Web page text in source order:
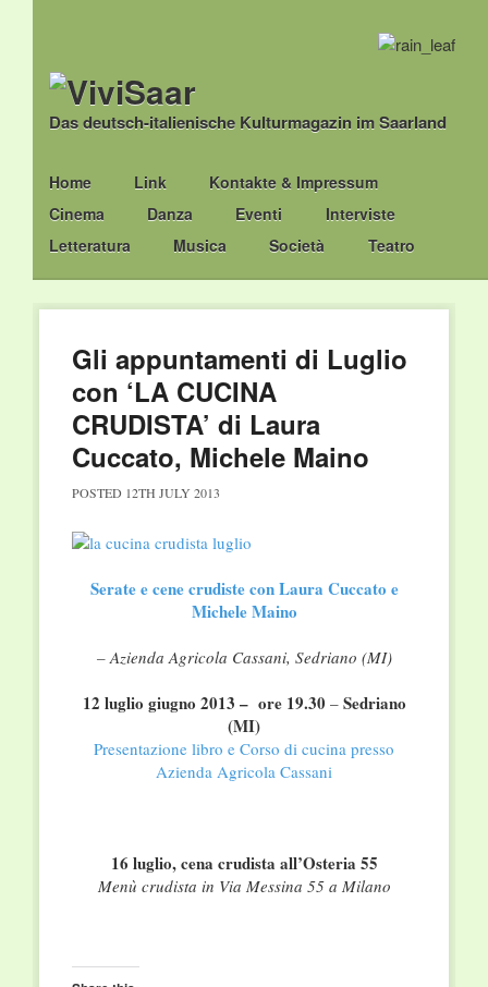
Das deutsch-italienische Kulturmagazin im Saarland
Main menu
Skip
to
content
Home Link
Kontakte & Impressum
Cinema
Danza Eventi
Interviste
Letteratura
Musica Società Teatro
Gli appuntamenti di Luglio
con ‘LA CUCINA
CRUDISTA’ di Laura
Cuccato, Michele Maino
POSTED 12TH JULY 2013
Serate e cene crudiste con Laura Cuccato e
Michele Maino
– Azienda Agricola Cassani, Sedriano (MI)
12 luglio giugno 2013 – ore 19.30 – Sedriano
(MI)
Presentazione libro e Corso di cucina presso
Azienda Agricola Cassani
16 luglio, cena crudista all’Osteria 55
Menù crudista in Via Messina 55 a Milano